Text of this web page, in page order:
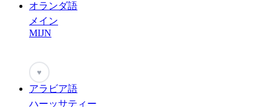
オランダ語
メイン
MIJN
♥
アラビア語
ハーッサティー